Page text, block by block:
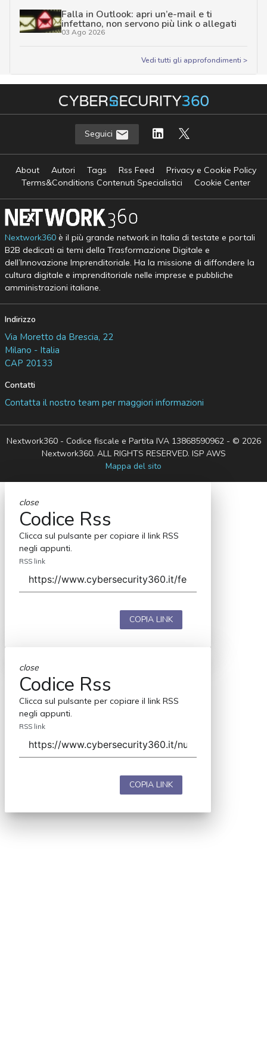
Falla in Outlook: apri un’e-mail e ti
infettano, non servono più link o allegati
03 Ago 2026
Vedi tutti gli approfondimenti >
Seguici
About Autori Tags Rss Feed
Privacy e Cookie Policy
Terms&Conditions Contenuti Specialistici
Cookie Center
Nextwork360è il più grande network in Italia di testate e portali
B2B dedicati ai temi della Trasformazione Digitale e
dell’Innovazione Imprenditoriale. Ha la missione di diffondere la
cultura digitale e imprenditoriale nelle imprese e pubbliche
amministrazioni italiane.
Indirizzo
Via Moretto da Brescia, 22
Milano - Italia
CAP 20133
Contatti
Contatta il nostro team per maggiori informazioni
Nextwork360 - Codice fiscale e Partita IVA 13868590962 - © 2026
Nextwork360. ALL RIGHTS RESERVED. ISP AWS
Mappa del sito
close
Codice Rss
Clicca sul pulsante per copiare il link RSS
negli appunti.
RSS link
COPIA LINK
close
Codice Rss
Clicca sul pulsante per copiare il link RSS
negli appunti.
RSS link
COPIA LINK